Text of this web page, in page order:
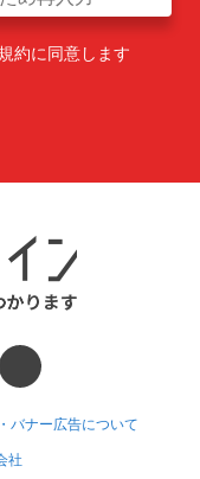
約に同意します
バナー広告について
社